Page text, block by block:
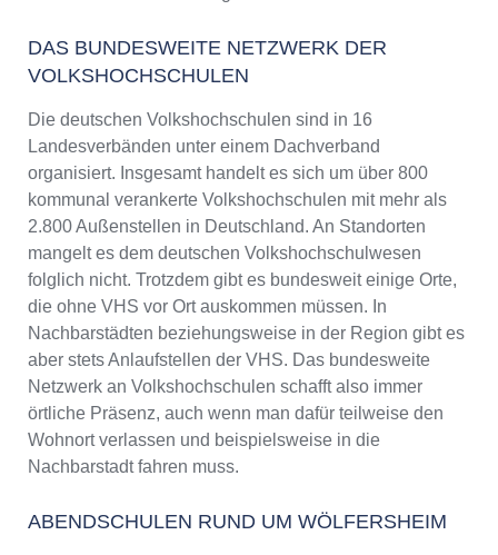
DAS BUNDESWEITE NETZWERK DER
VOLKSHOCHSCHULEN
Die deutschen Volkshochschulen sind in 16
Landesverbänden unter einem Dachverband
organisiert. Insgesamt handelt es sich um über 800
kommunal verankerte Volkshochschulen mit mehr als
2.800 Außenstellen in Deutschland. An Standorten
mangelt es dem deutschen Volkshochschulwesen
folglich nicht. Trotzdem gibt es bundesweit einige Orte,
die ohne VHS vor Ort auskommen müssen. In
Nachbarstädten beziehungsweise in der Region gibt es
aber stets Anlaufstellen der VHS. Das bundesweite
Netzwerk an Volkshochschulen schafft also immer
örtliche Präsenz, auch wenn man dafür teilweise den
Wohnort verlassen und beispielsweise in die
Nachbarstadt fahren muss.
ABENDSCHULEN RUND UM WÖLFERSHEIM